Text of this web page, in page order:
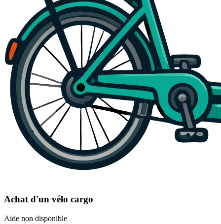
Achat d'un vélo cargo
Aide non disponible